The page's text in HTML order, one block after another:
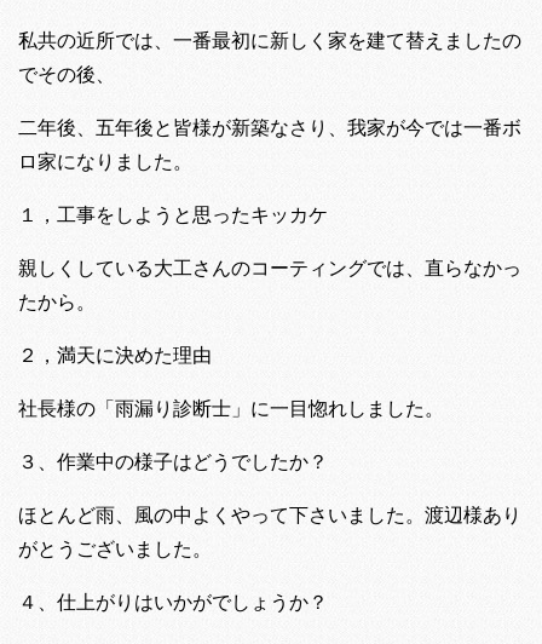
私共の近所では、一番最初に新しく家を建て替えましたの
でその後、
二年後、五年後と皆様が新築なさり、我家が今では一番ボ
ロ家になりました。
１，工事をしようと思ったキッカケ
親しくしている大工さんのコーティングでは、直らなかっ
たから。
２，満天に決めた理由
社長様の「雨漏り診断士」に一目惚れしました。
３、作業中の様子はどうでしたか？
ほとんど雨、風の中よくやって下さいました。渡辺様あり
がとうございました。
４、仕上がりはいかがでしょうか？